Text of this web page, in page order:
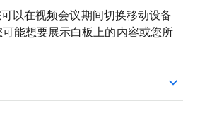
以在视频会议期间切换移动设备
能想要展示白板上的内容或您所